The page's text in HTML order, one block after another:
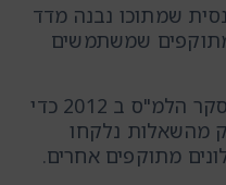
שמתוכו נבנה מדד
שמשתמשים
חלק מהשאלות נבחרו מתוך סקר הלמ"ס ב 2012 כדי
מהשאלות נלקחו